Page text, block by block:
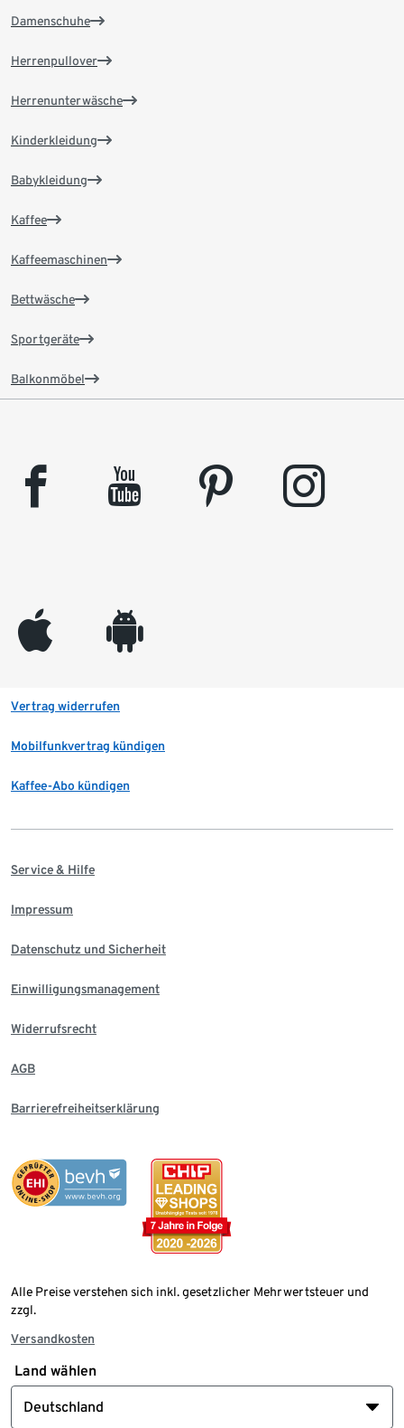
Damenschuhe
Herrenpullover
Herrenunterwäsche
Kinderkleidung
Babykleidung
Kaffee
Kaffeemaschinen
Bettwäsche
Sportgeräte
Balkonmöbel
facebook youtube pinterest instagram
appleinc android
Vertrag widerrufen
Mobilfunkvertrag kündigen
Kaffee-Abo kündigen
Service & Hilfe
Impressum
Datenschutz und Sicherheit
Einwilligungsmanagement
Widerrufsrecht
AGB
Barrierefreiheitserklärung
Alle Preise verstehen sich inkl. gesetzlicher Mehrwertsteuer und
zzgl.
Versandkosten
Land wählen
Deutschland